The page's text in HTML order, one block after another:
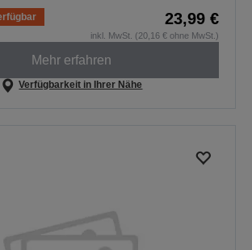
23,99 €
inkl. MwSt. (20,16 € ohne MwSt.)
Mehr erfahren
Verfügbarkeit in Ihrer Nähe